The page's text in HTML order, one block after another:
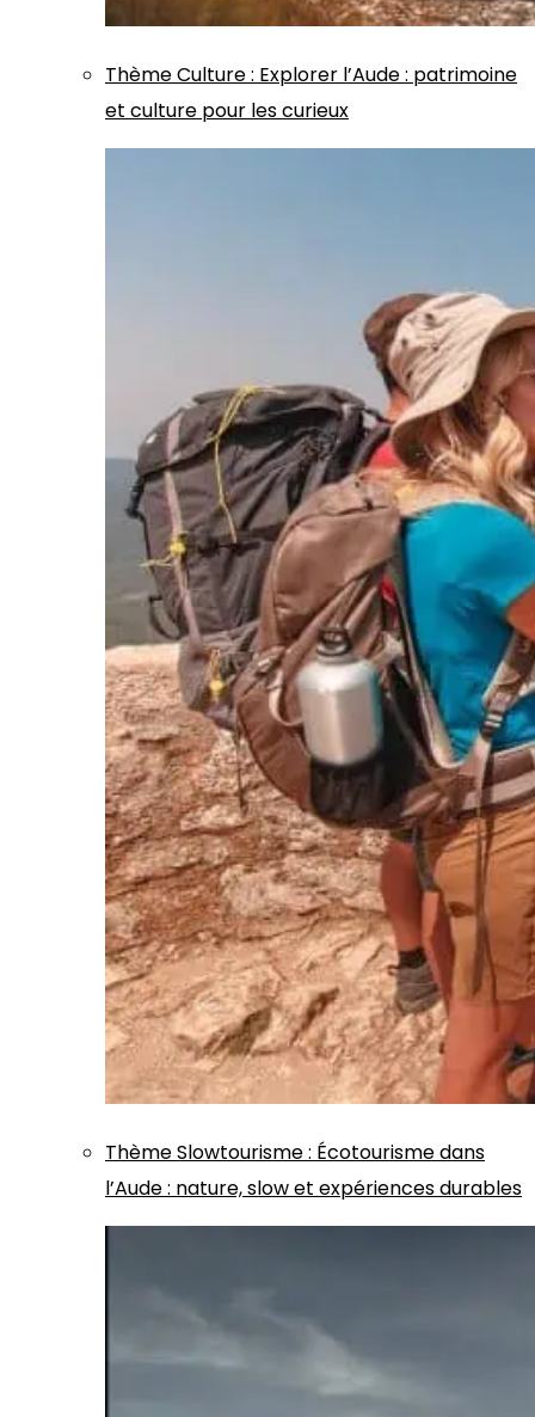
ThèmeCulture: Explorer l’Aude : patrimoine
et culture pour les curieux
ThèmeSlowtourisme: Écotourisme dans
l’Aude : nature, slow et expériences durables